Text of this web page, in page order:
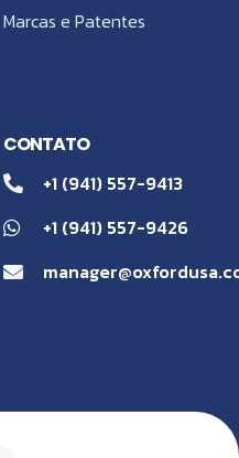
Marcas e Patentes
CONTATO
+1 (941) 557-9413
+1 (941) 557-9426